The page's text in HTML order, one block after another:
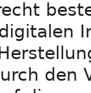
den